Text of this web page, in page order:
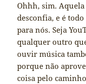
Ohhh, sim.
desconfia, e é
para nós. Seja
qualquer outro
ouvir música
porque não
coisa pelo